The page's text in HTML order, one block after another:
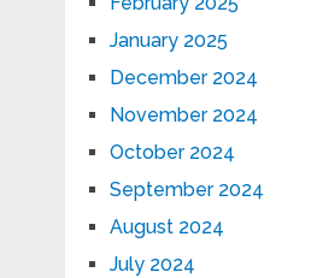
January 2025
December 2024
November 2024
October 2024
September 2024
August 2024
July 2024